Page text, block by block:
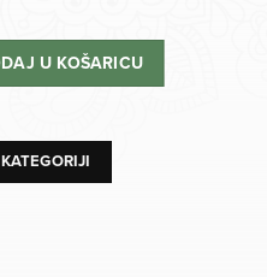
U KOŠARICU